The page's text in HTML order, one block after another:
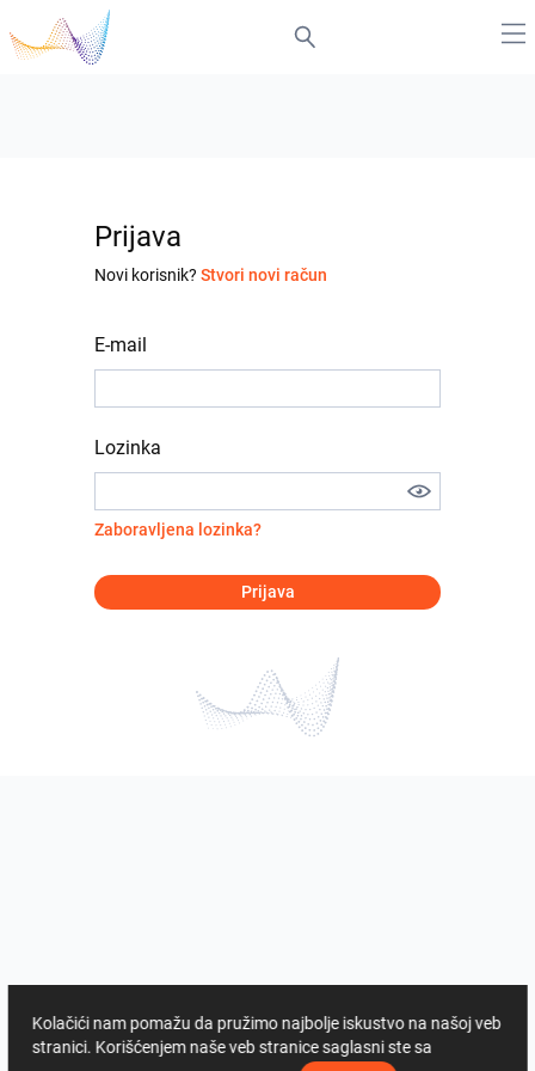
Prijava
Novi korisnik? Stvori novi račun
E-mail
Lozinka
Zaboravljena lozinka?
Prijava
Kolačići nam pomažu da pružimo najbolje iskustvo na našoj veb
stranici. Korišćenjem naše veb stranice saglasni ste sa